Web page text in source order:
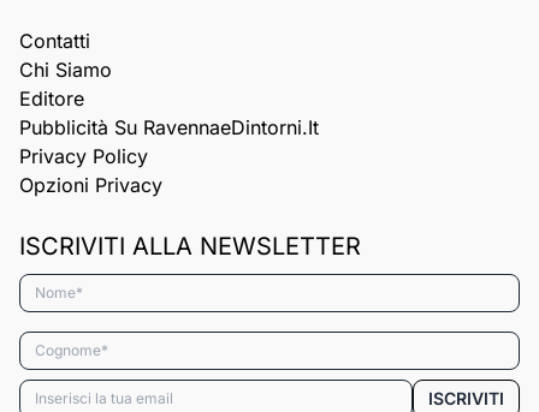
Contatti
Chi Siamo
Editore
Pubblicità Su RavennaeDintorni.it
Privacy Policy
Opzioni Privacy
ISCRIVITI ALLA NEWSLETTER
Nome*
Cognome*
Email* ISCRIVITI